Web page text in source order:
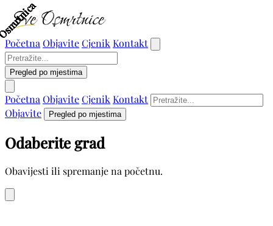
Početna ObjaviteCjenik Kontakt
Pregled po mjestima
Početna ObjaviteCjenik Kontakt
Objavite
Pregled po mjestima
Odaberite grad
Obavijesti ili spremanje na početnu.